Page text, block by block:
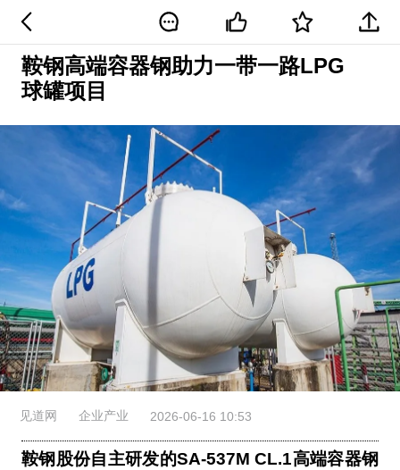
鞍钢高端容器钢助力一带一路LPG
球罐项目
见道网 企业产业 2026-06-16 10:53
鞍钢股份自主研发的SA-537M CL.1高端容器钢